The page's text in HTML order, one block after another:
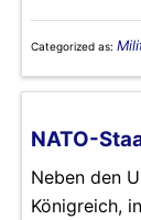
Categorized as:
NATO-
Neben den
Königreich,